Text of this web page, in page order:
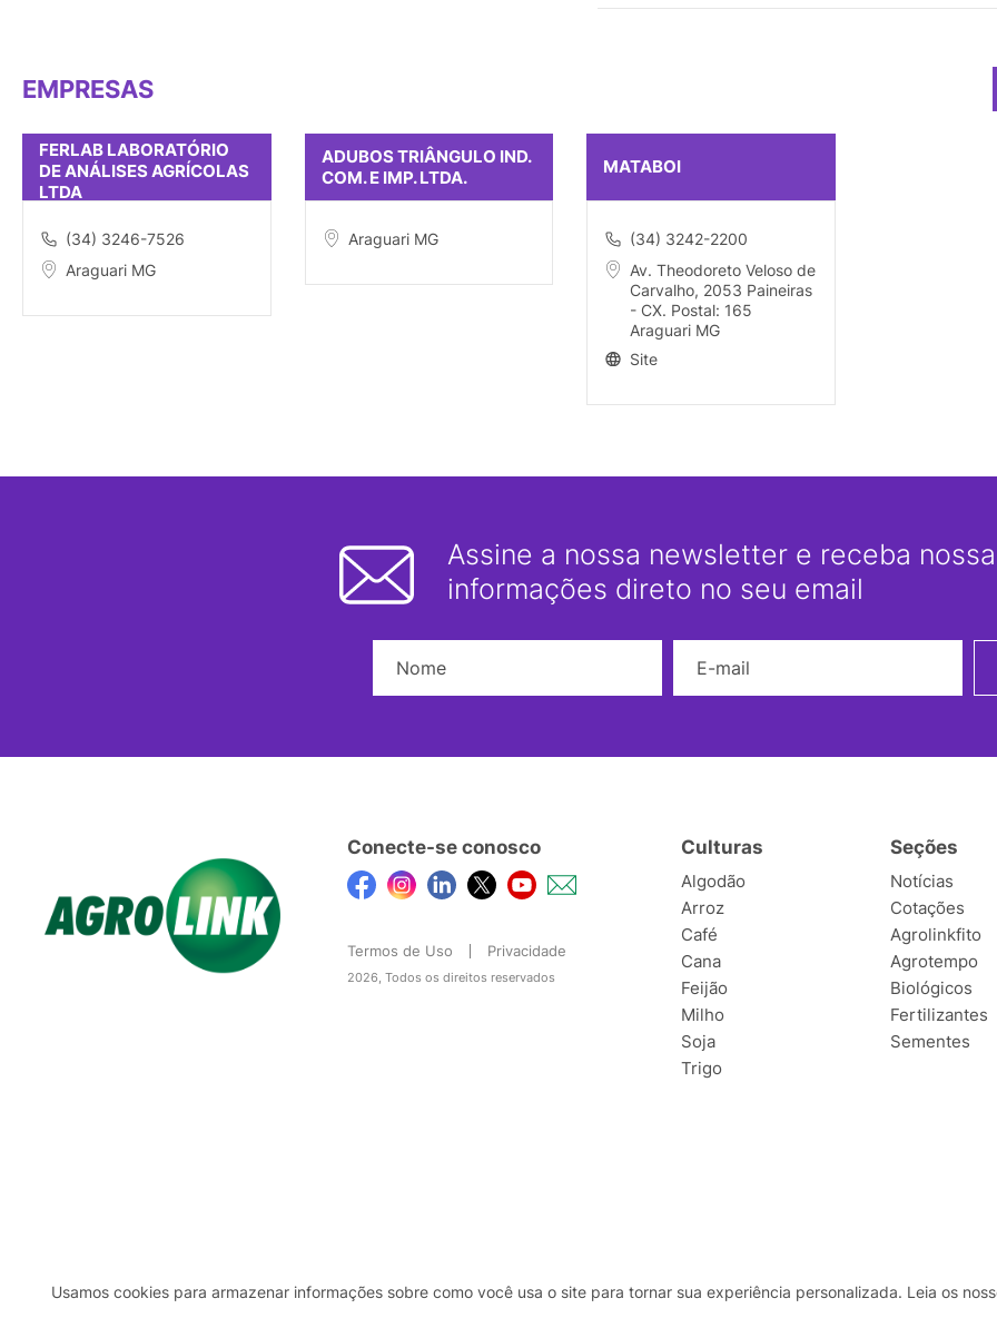
EMPRESAS
FERLAB LABORATÓRIO
DE ANÁLISES AGRÍCOLAS
LTDA
(34) 3246-7526
Araguari MG
ADUBOS TRIÂNGULO IND.
COM. E IMP. LTDA.
Araguari MG
MATABOI
(34) 3242-2200
Av. Theodoreto Veloso de
Carvalho, 2053 Paineiras
- CX. Postal: 165
Araguari MG
Site
Assine a nossa newsletter e receba
informações direto no seu email
Conecte-se conosco
Termos de Uso Privacidade
2026, Todos os direitos reservados
Culturas
Algodão
Arroz
Café
Cana
Feijão
Milho
Soja
Trigo
Seções
Notícias
Cotações
Agrolinkfito
Agrotempo
Biológicos
Fertilizantes
Sementes
Usamos cookies para armazenar informações sobre como você usa o site para tornar sua experiência personalizada. Leia os